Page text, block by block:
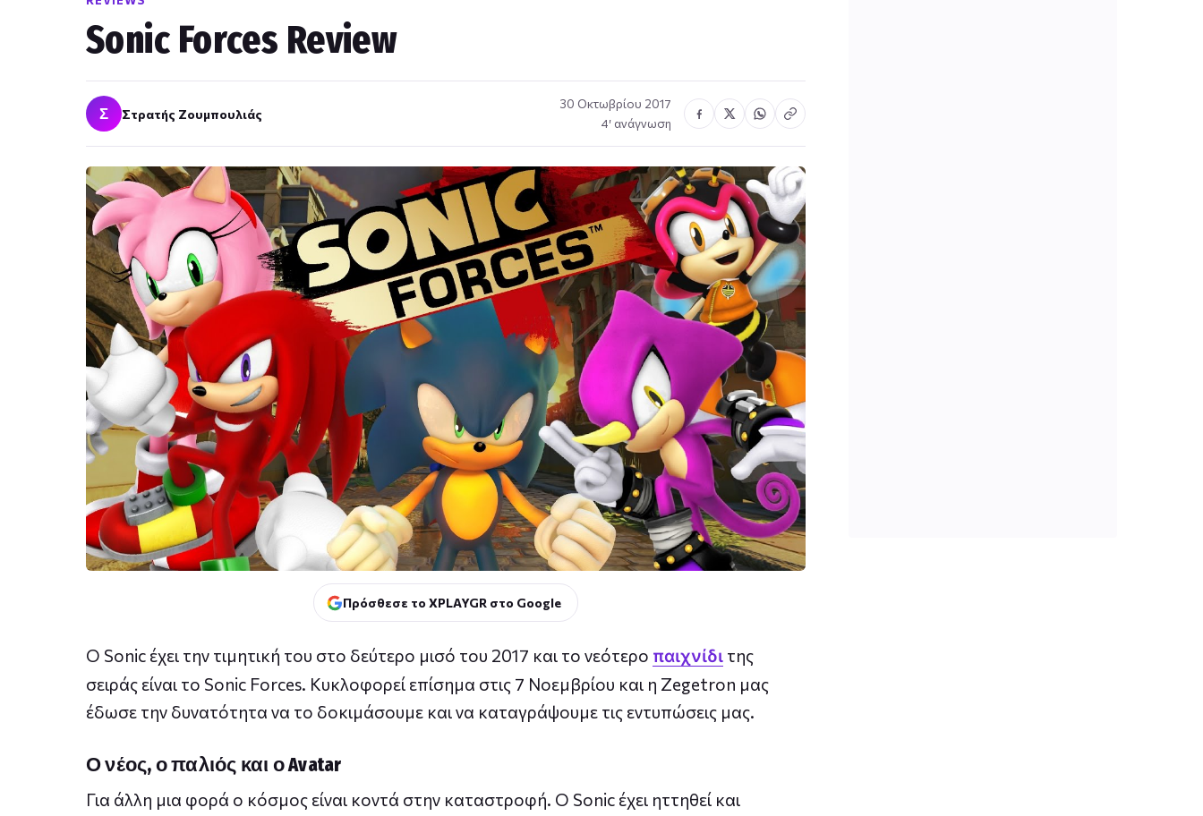
Sonic Forces Review
Σ Στρατής Ζουμπουλιάς
30 Οκτωβρίου 2017
4′ ανάγνωση
Πρόσθεσε το XPLAYGR στο Google
Ο Sonic έχει την τιμητική του στο δεύτερο μισό του 2017 και το νεότερο παιχνίδι της
σειράς είναι το Sonic Forces. Κυκλοφορεί επίσημα στις 7 Νοεμβρίου και η Zegetron μας
έδωσε την δυνατότητα να το δοκιμάσουμε και να καταγράψουμε τις εντυπώσεις μας.
Ο νέος, ο παλιός και ο Avatar
Για άλλη μια φορά ο κόσμος είναι κοντά στην καταστροφή. Ο Sonic έχει ηττηθεί και